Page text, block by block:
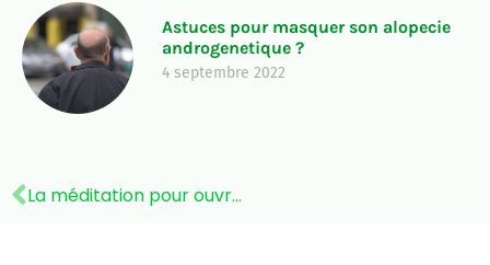
Astuces pour masquer son alopecie
androgenetique ?
4 septembre 2022
La méditation pour ouvrir les Chakras : découvrez leur alignement avec les planètes